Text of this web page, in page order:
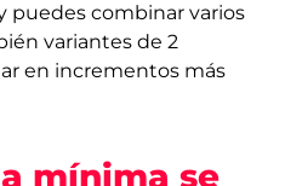
puedes combinar varios
variantes de 2
en incrementos más
mínima se